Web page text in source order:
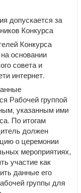
допускается за
Конкурса
Конкурса
основании
совета и
интернет.
Рабочей группой
указанным ими
По итогам
должен
о церемонии
мероприятиях,
участие как
данные его
группы для